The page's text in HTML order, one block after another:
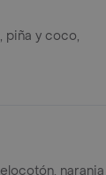
piña y coco,
naranja